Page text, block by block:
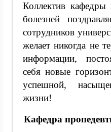
Коллектив кафедры
болезней
сотрудников
желает никогда не
информации,
себя новые
успешной,
жизни!
Кафедра